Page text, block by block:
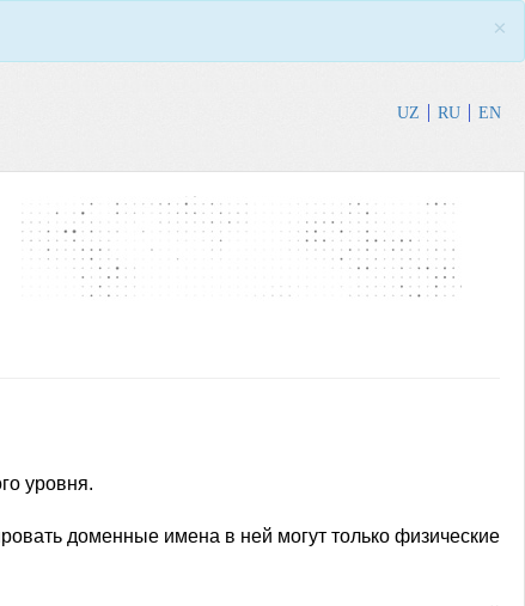
×
UZ RU EN
уровня.
доменные имена в ней могут только физические